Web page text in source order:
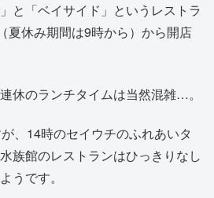
と「ベイサイド」というレストラ
夏休み期間は9時から）から開店
休のランチタイムは当然混雑…。
、14時のセイウチのふれあいタ
族館のレストランはひっきりなし
うです。